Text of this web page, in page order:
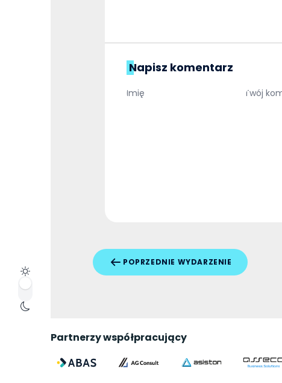
Napisz komentarz
POPRZEDNIE WYDARZENIE
Partnerzy współpracujący